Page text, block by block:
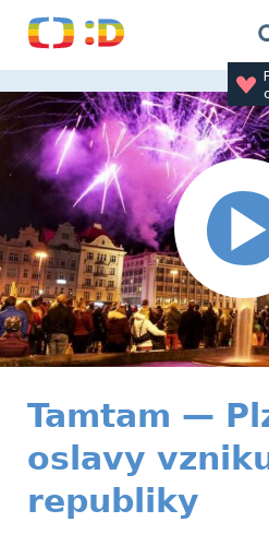
Tamtam —
oslavy
republiky